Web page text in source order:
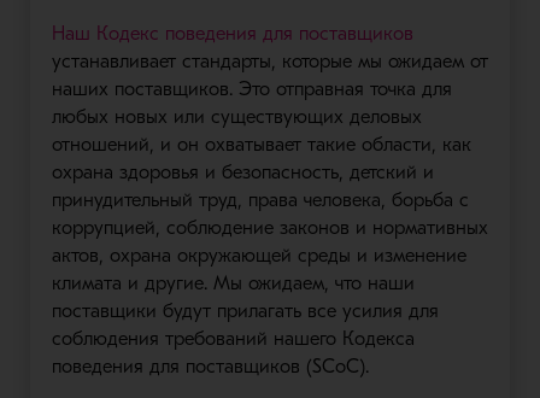
Наш Кодекс поведения для поставщиков
устанавливает стандарты, которые мы ожидаем от
наших поставщиков. Это отправная точка для
любых новых или существующих деловых
отношений, и он охватывает такие области, как
охрана здоровья и безопасность, детский и
принудительный труд, права человека, борьба с
коррупцией, соблюдение законов и нормативных
актов, охрана окружающей среды и изменение
климата и другие. Мы ожидаем, что наши
поставщики будут прилагать все усилия для
соблюдения требований нашего Кодекса
поведения для поставщиков (SCoC).